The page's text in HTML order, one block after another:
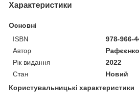
Характеристики
Основні
ISBN
978-966-
Автор
Рік видання
2022
Стан
Новий
Користувальницькі характеристики